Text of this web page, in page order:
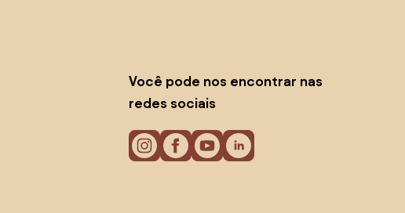
Você pode nos encontrar nas
redes sociais